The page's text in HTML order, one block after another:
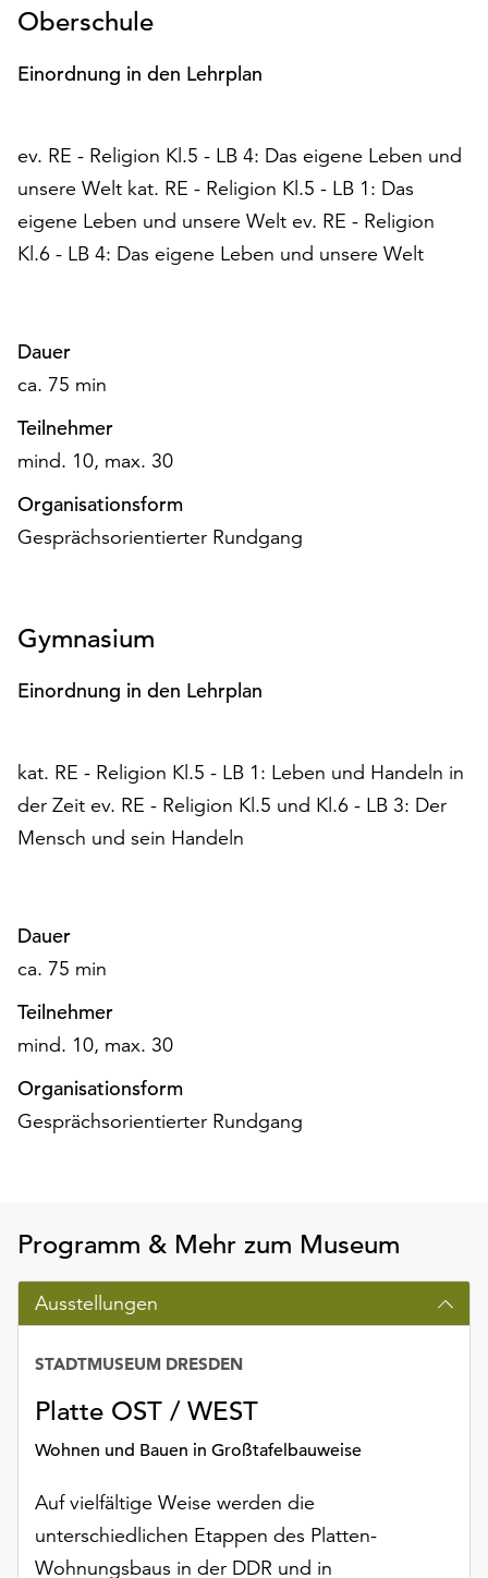
Ihr
Einverständnis
weiterhin
ausgeführt.
Sie
verwendeten
Cookies
anpassen,
Einstellungen
über
Schaltfläche
„Auswählen“.
Weitere
Informationen
finden
Datenschutzerklärung
dem
Oberschule
Einordnung in den Lehrplan
ev. RE - Religion Kl.5 - LB 4: Das eigene Leben und
unsere Welt kat. RE - Religion Kl.5 - LB 1: Das
eigene Leben und unsere Welt ev. RE - Religion
Kl.6 - LB 4: Das eigene Leben und unsere Welt
Dauer
ca. 75 min
Teilnehmer
mind. 10, max. 30
Organisationsform
Gesprächsorientierter Rundgang
Gymnasium
Einordnung in den Lehrplan
kat. RE - Religion Kl.5 - LB 1: Leben und Handeln in
der Zeit ev. RE - Religion Kl.5 und Kl.6 - LB 3: Der
Mensch und sein Handeln
Dauer
ca. 75 min
Teilnehmer
mind. 10, max. 30
Organisationsform
Gesprächsorientierter Rundgang
Programm & Mehr zum Museum
Ausstellungen
Platte OST / WEST
Wohnen und Bauen in Großtafelbauweise
STADTMUSEUM DRESDEN
Auf vielfältige Weise werden die
unterschiedlichen Etappen des Platten-
Wohnungsbaus in der DDR und in